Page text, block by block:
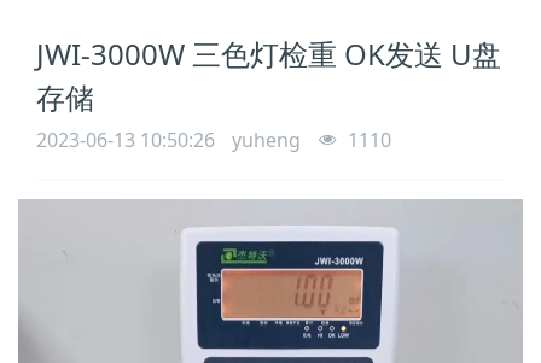
JWI-3000W 三色灯检重 OK发送 U盘
存储
2023-06-13 10:50:26 yuheng 1110